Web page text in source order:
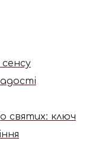
святих: ключ